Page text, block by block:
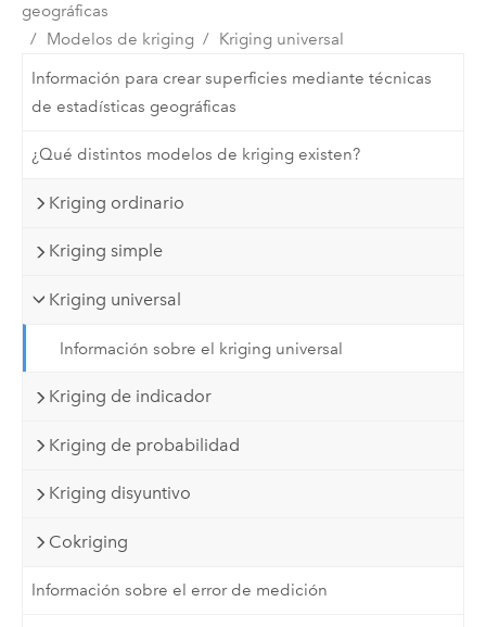
geográficas
Modelos de kriging
Kriging universal
Información para crear superficies mediante técnicas
de estadísticas geográficas
¿Qué distintos modelos de kriging existen?
Kriging ordinario
Kriging simple
Kriging universal
Información sobre el kriging universal
Kriging de indicador
Kriging de probabilidad
Kriging disyuntivo
Cokriging
Información sobre el error de medición